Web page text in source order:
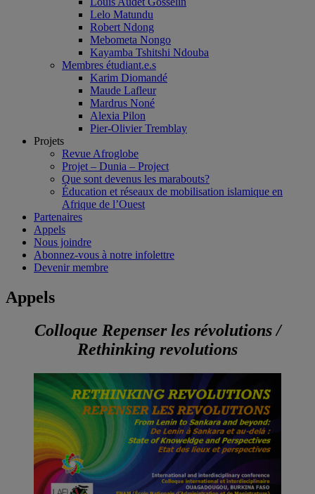
Lelo Matundu
Robert Ndong
Mebometa Nongo
Kayamba Tshitshi Ndouba
Membres étudiant.e.s
Karim Diomandé
Maude Lafleur
Mardrus Noné
Alexia Pilon
Pier-Olivier Tremblay
Projets
Revue Afroglobe
Projet – Dunia – Project
Que sont devenus les marabouts?
Éducation et réseaux de mobilisation islamique en
Afrique de l’Ouest
Partenaires
Appels
Nous joindre
Abonnez-vous à notre infolettre
Devenir membre
Appels
Colloque Repenser les révolutions /
Rethinking revolutions